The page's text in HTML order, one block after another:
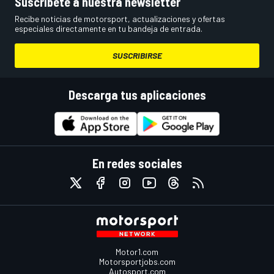
Recibe noticias de motorsport, actualizaciones y ofertas
especiales directamente en tu bandeja de entrada.
SUSCRIBIRSE
Descarga tus aplicaciones
En redes sociales
Motor1.com
Motorsportjobs.com
Autosport.com